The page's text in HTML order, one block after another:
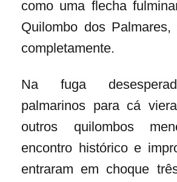
como uma flecha
Quilombo dos Palmares,
completamente.
Na fuga
palmarinos para cá
outros quilombos
encontro histórico e
entraram em choque